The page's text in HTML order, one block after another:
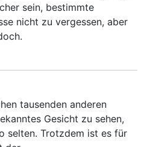
sein, bestimmte
nicht zu vergessen, aber
tausenden anderen
Gesicht zu sehen,
selten. Trotzdem ist es für